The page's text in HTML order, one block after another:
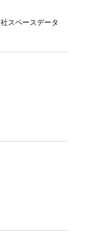
スペースデータ